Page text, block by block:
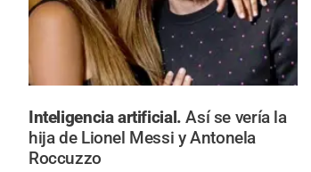
Inteligencia artificial.Así se vería la
hija de Lionel Messi y Antonela
Roccuzzo